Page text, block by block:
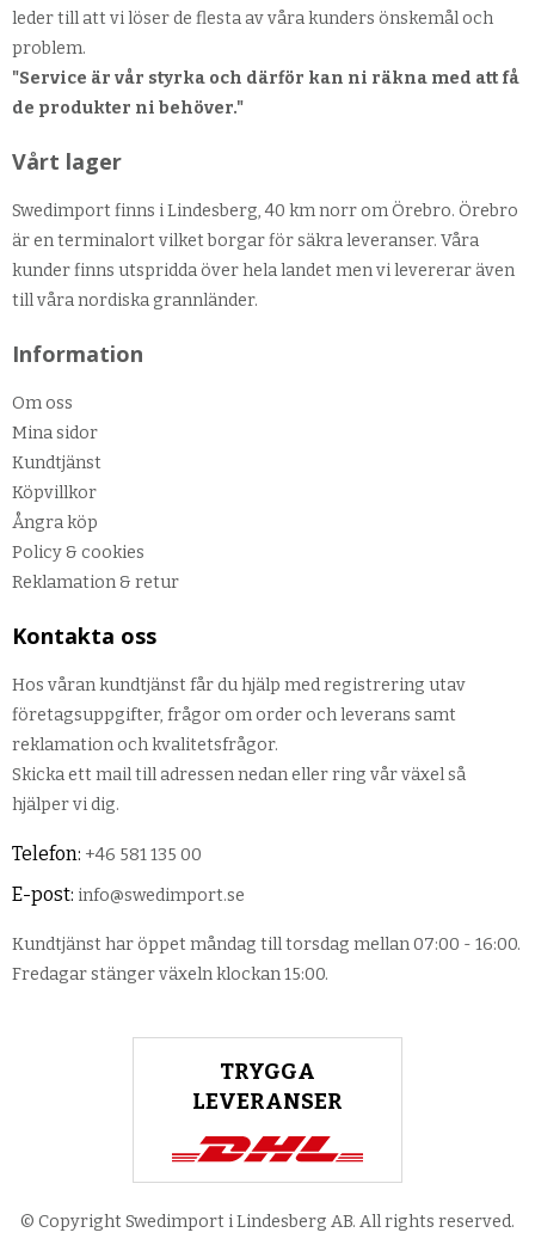
leder till att vi löser de flesta av våra kunders önskemål och
problem.
"Service är vår styrka och därför kan ni räkna med att få
de produkter ni behöver."
Vårt lager
Swedimport finns i Lindesberg, 40 km norr om Örebro. Örebro
är en terminalort vilket borgar för säkra leveranser. Våra
kunder finns utspridda över hela landet men vi levererar även
till våra nordiska grannländer.
Information
Om oss
Mina sidor
Kundtjänst
Köpvillkor
Ångra köp
Policy & cookies
Reklamation & retur
Kontakta oss
Hos våran kundtjänst får du hjälp med registrering utav
företagsuppgifter, frågor om order och leverans samt
reklamation och kvalitetsfrågor.
Skicka ett mail till adressen nedan eller ring vår växel så
hjälper vi dig.
Telefon: +46 581 135 00
E-post: info@swedimport.se
Kundtjänst har öppet måndag till torsdag mellan 07:00 - 16:00.
Fredagar stänger växeln klockan 15:00.
TRYGGA
LEVERANSER
© Copyright Swedimport i Lindesberg AB. All rights reserved.